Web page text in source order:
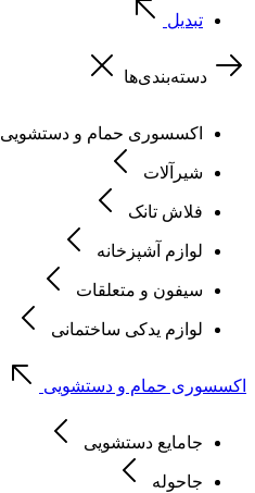
تبدیل
دسته‌بندی‌ها
اکسسوری حمام و دستشویی
شیرآلات
فلاش تانک
لوازم آشپزخانه
سیفون و متعلقات
لوازم یدکی ساختمانی
اکسسوری حمام و دستشویی
جامایع دستشویی
جاحوله